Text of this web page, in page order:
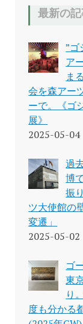
最新の
”ゴ
ア
ま
会を森アー
ーで。《ゴ
展》
2025-05-04
過
博
振
ツ大使館の
変遷」
2025-05-02
ゴ
東
り
度も分かる